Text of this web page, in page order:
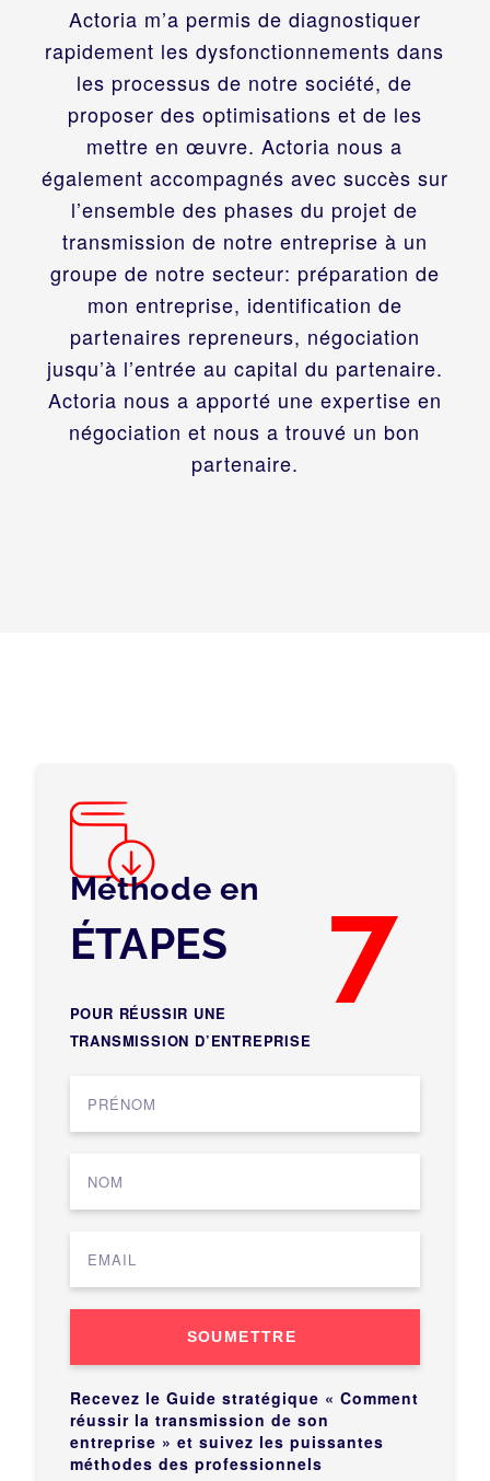
Actoria m’a permis de diagnostiquer
rapidement les dysfonctionnements dans
les processus de notre société, de
proposer des optimisations et de les
mettre en œuvre. Actoria nous a
également accompagnés avec succès sur
l’ensemble des phases du projet de
transmission de notre entreprise à un
groupe de notre secteur: préparation de
mon entreprise, identification de
partenaires repreneurs, négociation
jusqu’à l’entrée au capital du partenaire.
Actoria nous a apporté une expertise en
négociation et nous a trouvé un bon
partenaire.
Méthode en 7
ÉTAPES
POUR RÉUSSIR UNE
TRANSMISSION D’ENTREPRISE
SOUMETTRE
Recevez le Guide stratégique « Comment
réussir la transmission de son
entreprise » et suivez les puissantes
méthodes des professionnels